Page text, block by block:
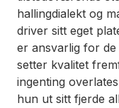
hallingdialekt og
driver sitt eget
er ansvarlig for
setter kvalitet
ingenting
hun ut sitt fjerde